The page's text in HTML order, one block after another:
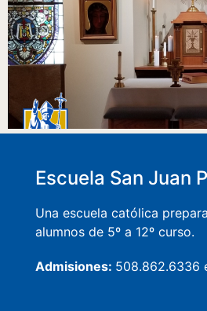
Escuela San Juan
Una escuela católica
alumnos de 5º a 12º curso.
Admisiones: 508.862.6336